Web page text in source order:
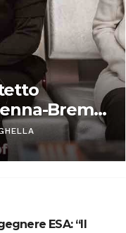
Brema:
per lo
ESA: “Il